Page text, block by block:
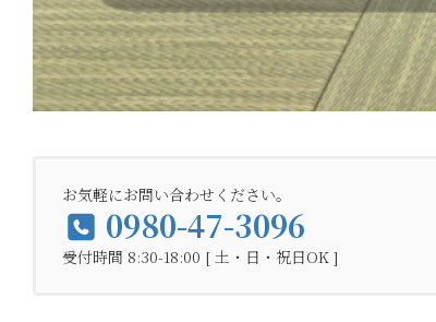
お気軽にお問い合わせください。
0980-47-3096
受付時間 8:30-18:00 [ 土・日・祝日OK ]